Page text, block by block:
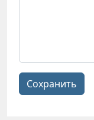
Сохранить